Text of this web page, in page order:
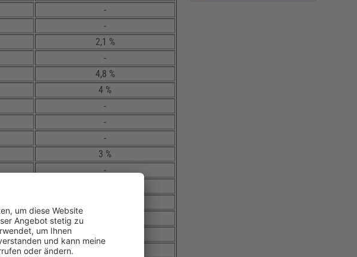
-
-
2,1 %
-
4,8 %
4 %
-
-
-
3 %
-